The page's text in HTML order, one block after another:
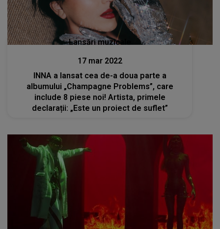
Lansări muzicale
17 mar 2022
INNA a lansat cea de-a doua parte a
albumului „Champagne Problems”, care
include 8 piese noi! Artista, primele
declarații: „Este un proiect de suflet”